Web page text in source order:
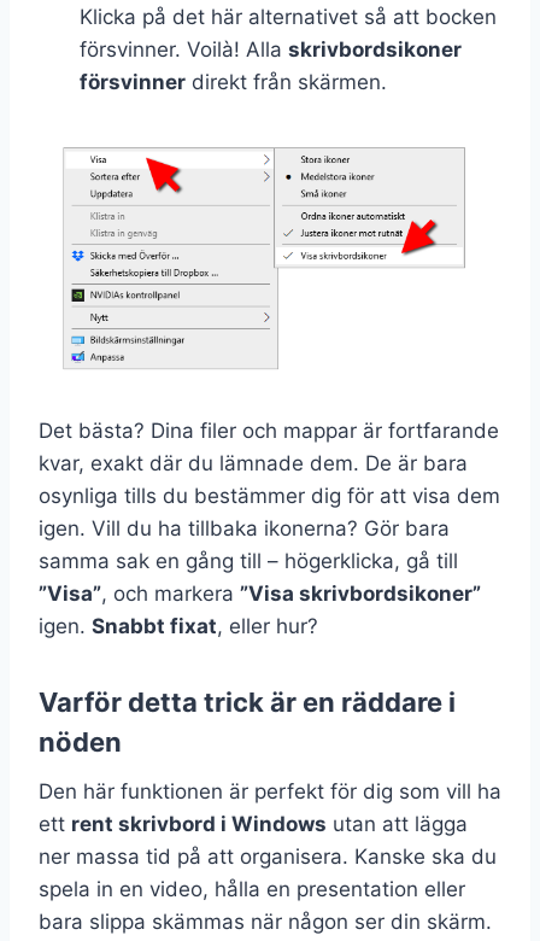
Klicka på det här alternativet så att bocken
försvinner. Voilà! Alla skrivbordsikoner
försvinner direkt från skärmen.
Det bästa? Dina filer och mappar är fortfarande
kvar, exakt där du lämnade dem. De är bara
osynliga tills du bestämmer dig för att visa dem
igen. Vill du ha tillbaka ikonerna? Gör bara
samma sak en gång till – högerklicka, gå till
”Visa”, och markera ”Visa skrivbordsikoner”
igen. Snabbt fixat, eller hur?
Varför detta trick är en räddare i
nöden
Den här funktionen är perfekt för dig som vill ha
ett rent skrivbord i Windows utan att lägga
ner massa tid på att organisera. Kanske ska du
spela in en video, hålla en presentation eller
bara slippa skämmas när någon ser din skärm.